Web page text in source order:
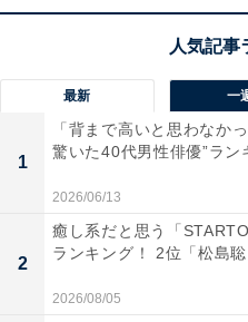
View this
最新 一
1
「背まで高いと思わなか
驚いた40代男性俳優”ラン
2026/06/13
2
癒し系だと思う「
ランキング！ 2位「松島
2026/08/05